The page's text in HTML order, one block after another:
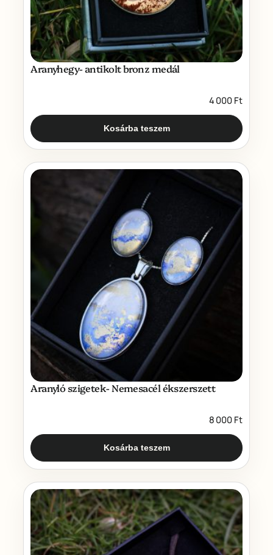
Aranyhegy- antikolt bronz medál
4 000 Ft
Kosárba teszem
Aranyló szigetek- Nemesacél ékszerszett
8 000 Ft
Kosárba teszem